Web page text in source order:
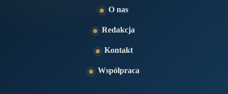
O nas
Redakcja
Kontakt
Współpraca